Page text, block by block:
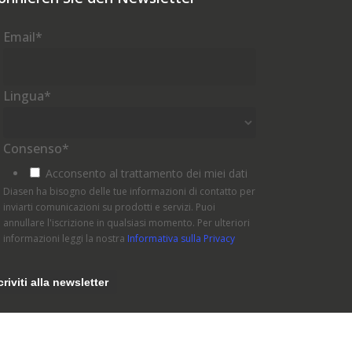
Email*
Lingua*
Consenso*
Acconsento al trattamento dei miei dati
Diasen ha bisogno delle tue informazioni di contatto per
inviarti comunicazioni su prodotti e servizi. Puoi
annullare l'iscrizione in qualsiasi momento. Per ulteriori
informazioni leggi la nostra Informativa sulla Privacy